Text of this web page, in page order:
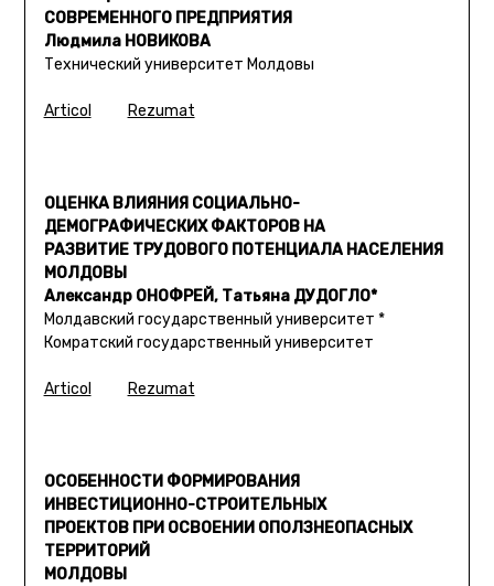
СОВРЕМЕННОГО ПРЕДПРИЯТИЯ
Людмила НОВИКОВА
Технический университет Молдовы
Articol Rezumat
ОЦЕНКА ВЛИЯНИЯ СОЦИАЛЬНО-
ДЕМОГРАФИЧЕСКИХ ФАКТОРОВ НА
РАЗВИТИЕ ТРУДОВОГО ПОТЕНЦИАЛА НАСЕЛЕНИЯ
МОЛДОВЫ
Александр ОНОФРЕЙ, Татьяна ДУДОГЛО*
Молдавский государственный университет *
Комратский государственный университет
Articol Rezumat
ОСОБЕННОСТИ ФОРМИРОВАНИЯ
ИНВЕСТИЦИОННО-СТРОИТЕЛЬНЫХ
ПРОЕКТОВ ПРИ ОСВОЕНИИ ОПОЛЗНЕОПАСНЫХ
ТЕРРИТОРИЙ
МОЛДОВЫ